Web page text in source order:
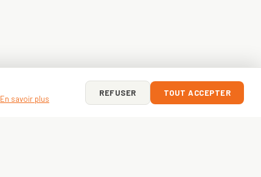
En savoir plus
REFUSER TOUT ACCEPTER